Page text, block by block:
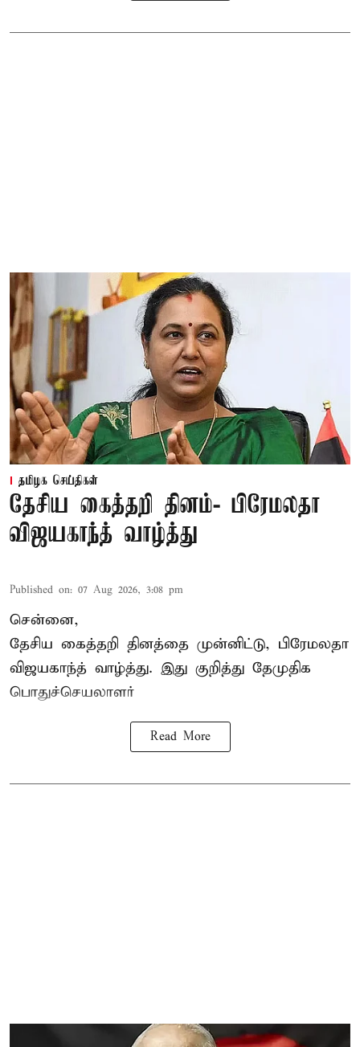
தமிழக செய்திகள்
தேசிய கைத்தறி தினம்- பிரேமலதா
விஜயகாந்த் வாழ்த்து
Published on: 07 Aug 2026, 3:08 pm
சென்னை,
தேசிய கைத்தறி தினத்தை முன்னிட்டு, பிரேமலதா
விஜயகாந்த் வாழ்த்து. இது குறித்து தேமுதிக
பொதுச்செயலாளர்
Read More